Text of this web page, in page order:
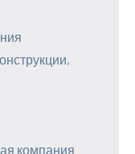
компания